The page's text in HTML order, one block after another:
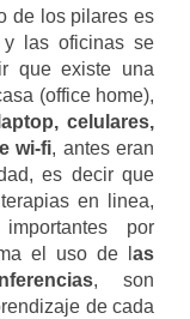
de los pilares es
las oficinas se
que existe una
(office home),
celulares,
wi-fi, antes eran
es decir que
en linea,
por
el uso de l as
, son
de cada